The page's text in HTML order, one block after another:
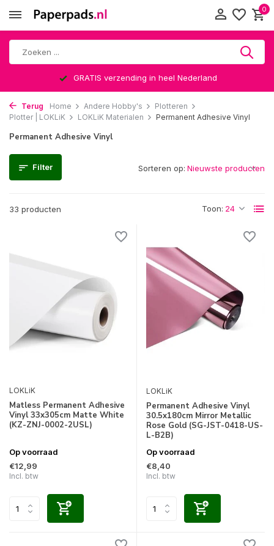
0
Altijd een leuke verrassing
Terug Home Andere Hobby's
Plotteren
Plotter | LOKLiK
LOKLiK Materialen Permanent Adhesive Vinyl
Permanent Adhesive Vinyl
Filter
33 producten Toon:
Sorteren op:
LOKLiK
Matless Permanent Adhesive
Vinyl 33x305cm Matte White
(KZ-ZNJ-0002-2USL)
Op voorraad
€12,99
Incl. btw
LOKLiK
Permanent Adhesive Vinyl
30.5x180cm Mirror Metallic
Rose Gold (SG-JST-0418-US-
L-B2B)
Op voorraad
€8,40
Incl. btw